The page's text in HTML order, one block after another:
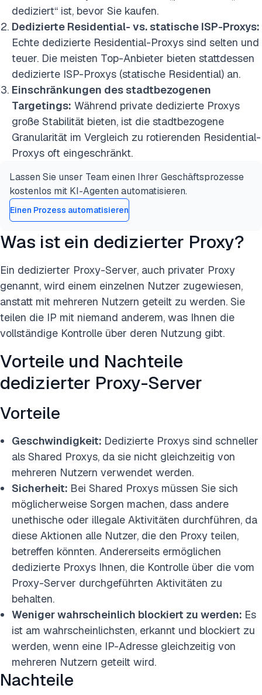
dediziert“ ist, bevor Sie kaufen.
Dedizierte Residential- vs. statische ISP-Proxys:
Echte dedizierte Residential-Proxys sind selten und
teuer. Die meisten Top-Anbieter bieten stattdessen
dedizierte ISP-Proxys (statische Residential) an.
Einschränkungen des stadtbezogenen
Targetings: Während private dedizierte Proxys
große Stabilität bieten, ist die stadtbezogene
Granularität im Vergleich zu rotierenden Residential-
Proxys oft eingeschränkt.
Lassen Sie unser Team einen Ihrer Geschäftsprozesse
kostenlos mit KI-Agenten automatisieren.
Einen Prozess automatisieren
Was ist ein dedizierter Proxy?
Ein dedizierter Proxy-Server, auch privater Proxy
genannt, wird einem einzelnen Nutzer zugewiesen,
anstatt mit mehreren Nutzern geteilt zu werden. Sie
teilen die IP mit niemand anderem, was Ihnen die
vollständige Kontrolle über deren Nutzung gibt.
Vorteile und Nachteile
dedizierter Proxy-Server
Vorteile
Geschwindigkeit: Dedizierte Proxys sind schneller
als Shared Proxys, da sie nicht gleichzeitig von
mehreren Nutzern verwendet werden.
Sicherheit: Bei Shared Proxys müssen Sie sich
möglicherweise Sorgen machen, dass andere
unethische oder illegale Aktivitäten durchführen, da
diese Aktionen alle Nutzer, die den Proxy teilen,
betreffen könnten. Andererseits ermöglichen
dedizierte Proxys Ihnen, die Kontrolle über die vom
Proxy-Server durchgeführten Aktivitäten zu
behalten.
Weniger wahrscheinlich blockiert zu werden: Es
ist am wahrscheinlichsten, erkannt und blockiert zu
werden, wenn eine IP-Adresse gleichzeitig von
mehreren Nutzern geteilt wird.
Nachteile